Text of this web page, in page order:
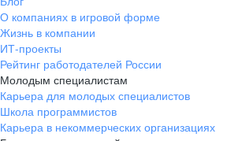
О компаниях в игровой форме
Жизнь в компании
ИТ-проекты
Рейтинг работодателей России
Молодым специалистам
Карьера для молодых специалистов
Школа программистов
Карьера в некоммерческих организациях